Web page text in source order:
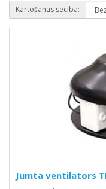
Kārtošanas secība:
Jumta ventilators